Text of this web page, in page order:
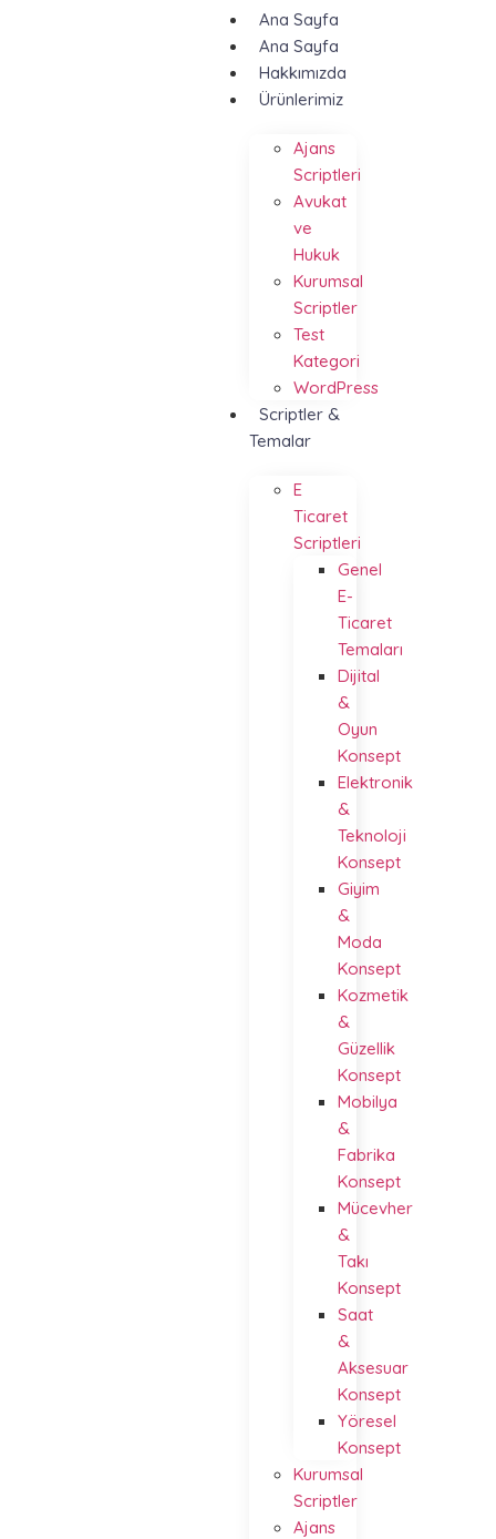
Ana Sayfa
Ana Sayfa
Hakkımızda
Ürünlerimiz
Ajans
Scriptleri
Avukat
ve
Hukuk
Kurumsal
Scriptler
Test
Kategori
WordPress
Scriptler &
Temalar
E
Ticaret
Scriptleri
Genel
E-
Ticaret
Temaları
Dijital
&
Oyun
Konsept
Elektronik
&
Teknoloji
Konsept
Giyim
&
Moda
Konsept
Kozmetik
&
Güzellik
Konsept
Mobilya
&
Fabrika
Konsept
Mücevher
&
Takı
Konsept
Saat
&
Aksesuar
Konsept
Yöresel
Konsept
Kurumsal
Scriptler
Ajans